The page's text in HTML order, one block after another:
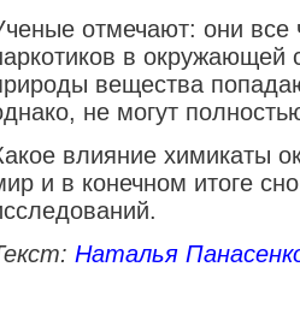
отмечают: они все
в
вещества
не могут
влияние химикаты
и в конечном итоге
Наталья